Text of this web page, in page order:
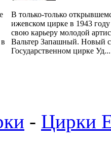
В только-только
ижевском цирке в 1943 году
свою карьеру молодой
Вальтер Запашный. Новый
Государственном цирке Уд...
- Цирки